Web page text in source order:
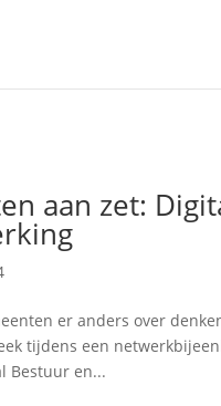
aan zet:
er anders over
tijdens een
Bestuur en...